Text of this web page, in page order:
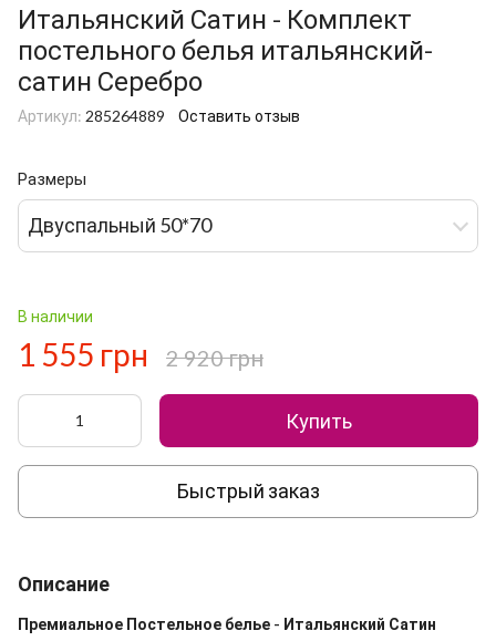
Итальянский Сатин - Комплект
постельного белья итальянский-
сатин Серебро
Артикул: 285264889 Оставить отзыв
Размеры
Двуспальный 50*70
В наличии
1 555 грн 2 920 грн
Купить
Быстрый заказ
Описание
Премиальное Постельное белье - Итальянский Сатин